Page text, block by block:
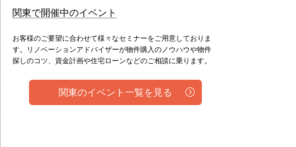
関東で開催中のイベント
お客様のご要望に合わせて様々なセミナーをご用意しておりま
す。リノベーションアドバイザーが物件購入のノウハウや物件
探しのコツ、資金計画や住宅ローンなどのご相談に乗ります。
関東のイベント一覧を見る